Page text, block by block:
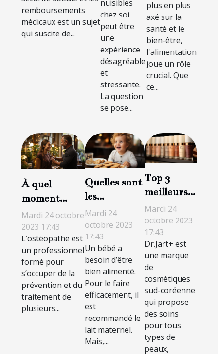
médicaux
remboursements
médicaux est un sujet
qui suscite de...
nuisibles
chez soi
peut être
une
expérience
désagréable
et
stressante.
La question
se pose...
plus en plus
axé sur la
santé et le
bien-être,
l'alimentation
joue un rôle
crucial. Que
ce...
À quel
moment
doit-on
consulter
l’ostéopathe ?
Mardi 24 octobre
2023 17:43
L’ostéopathe est
un professionnel
formé pour
s’occuper de la
prévention et du
traitement de
plusieurs...
Quelles sont
les
meilleures
grignoteuses
pour bébé ?
Mardi 24
octobre 2023
17:43
Un bébé a
besoin d’être
bien alimenté.
Pour le faire
efficacement, il
est
recommandé le
lait maternel.
Mais,...
Top 3
meilleurs
crèmes de
Dr.Jart+
Mardi 24
octobre 2023
17:43
Dr.Jart+ est
une marque
de
cosmétiques
sud-coréenne
qui propose
des soins
pour tous
types de
peaux,